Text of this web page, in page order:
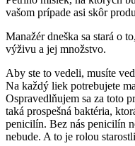
vašom prípade asi skôr
Manažér dneška sa stará o
výživu a jej množstvo.
Aby ste to vedeli, musíte
Na každý liek potrebujete
Ospravedlňujem sa za toto
taká prospešná baktéria,
penicilín. Bez nás penicilín
nebude. A to je rolou